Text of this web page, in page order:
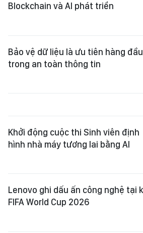
Blockchain và AI phát triển
Bảo vệ dữ liệu là ưu tiên hàng đầu
trong an toàn thông tin
Khởi động cuộc thi Sinh viên định
hình nhà máy tương lai bằng AI
Lenovo ghi dấu ấn công nghệ tại
FIFA World Cup 2026